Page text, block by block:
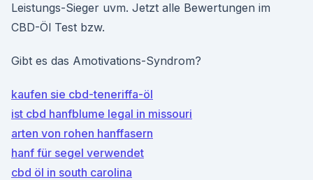
Leistungs-Sieger uvm. Jetzt alle Bewertungen im
CBD-Öl Test bzw.
Gibt es das Amotivations-Syndrom?
kaufen sie cbd-teneriffa-öl
ist cbd hanfblume legal in missouri
arten von rohen hanffasern
hanf für segel verwendet
cbd öl in south carolina